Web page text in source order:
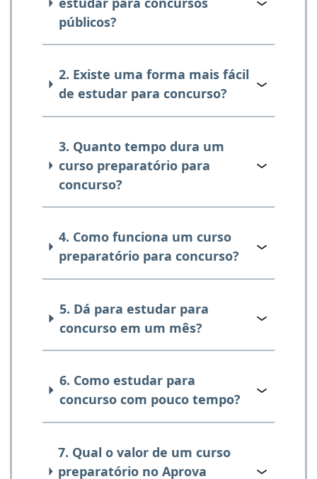
públicos?
2. Existe uma forma mais fácil
de estudar para concurso?
3. Quanto tempo dura um
curso preparatório para
concurso?
4. Como funciona um curso
preparatório para concurso?
5. Dá para estudar para
concurso em um mês?
6. Como estudar para
concurso com pouco tempo?
7. Qual o valor de um curso
preparatório no Aprova